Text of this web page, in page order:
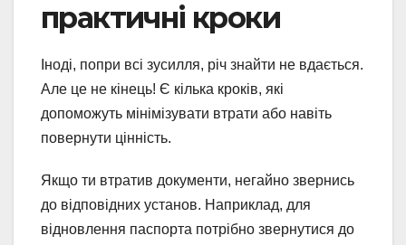
практичні кроки
Іноді, попри всі зусилля, річ знайти не вдається.
Але це не кінець! Є кілька кроків, які
допоможуть мінімізувати втрати або навіть
повернути цінність.
Якщо ти втратив документи, негайно звернись
до відповідних установ. Наприклад, для
відновлення паспорта потрібно звернутися до